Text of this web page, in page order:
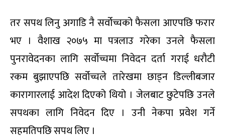
तर सपथ लिनु अगाडि नै सर्वोच्चको फैसला आएपछि फरार
भए । वैशाख २०७५ मा पत्रलाउ गरेका उनले फैसला
पुनरावेदनका लागि सर्वोच्चमा निवेदन दर्ता गराई धरौटी
रकम बुझाएपछि सर्वोच्चले तारेखमा छाड्न डिल्लीबजार
कारागारलाई आदेश दिएको थियो । जेलबाट छुटेपछि उनले
सपथका लागि निवेदन दिए । उनी नेकपा प्रवेश गर्ने
सहमतिपछि सपथ लिए ।